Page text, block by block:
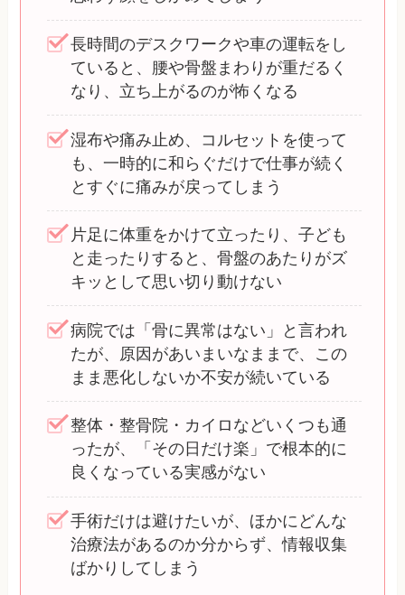
長時間のデスクワークや車の運転をし
ていると、腰や骨盤まわりが重だるく
なり、立ち上がるのが怖くなる
湿布や痛み止め、コルセットを使って
も、一時的に和らぐだけで仕事が続く
とすぐに痛みが戻ってしまう
片足に体重をかけて立ったり、子ども
と走ったりすると、骨盤のあたりがズ
キッとして思い切り動けない
病院では「骨に異常はない」と言われ
たが、原因があいまいなままで、この
まま悪化しないか不安が続いている
整体・整骨院・カイロなどいくつも通
ったが、「その日だけ楽」で根本的に
良くなっている実感がない
手術だけは避けたいが、ほかにどんな
治療法があるのか分からず、情報収集
ばかりしてしまう